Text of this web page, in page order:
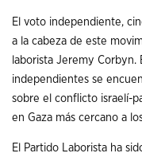
El voto independiente,
a la cabeza de este
laborista Jeremy Corbyn.
independientes se
sobre el conflicto israelí-
en Gaza más cercano a
El Partido Laborista ha